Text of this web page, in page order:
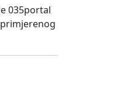
035portal